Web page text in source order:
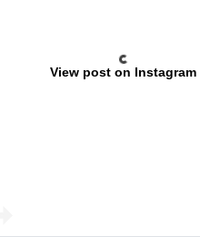
View post on Instagram